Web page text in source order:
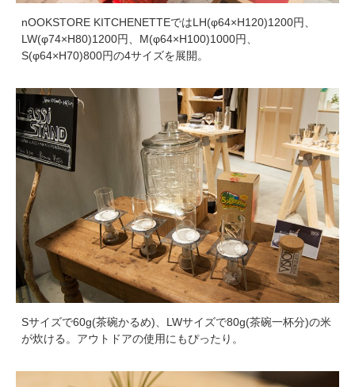
nOOKSTORE KITCHENETTEではLH(φ64×H120)1200円、
LW(φ74×H80)1200円、M(φ64×H100)1000円、
S(φ64×H70)800円の4サイズを展開。
Sサイズで60g(茶碗かるめ)、LWサイズで80g(茶碗一杯分)の米
が炊ける。アウトドアの使用にもぴったり。